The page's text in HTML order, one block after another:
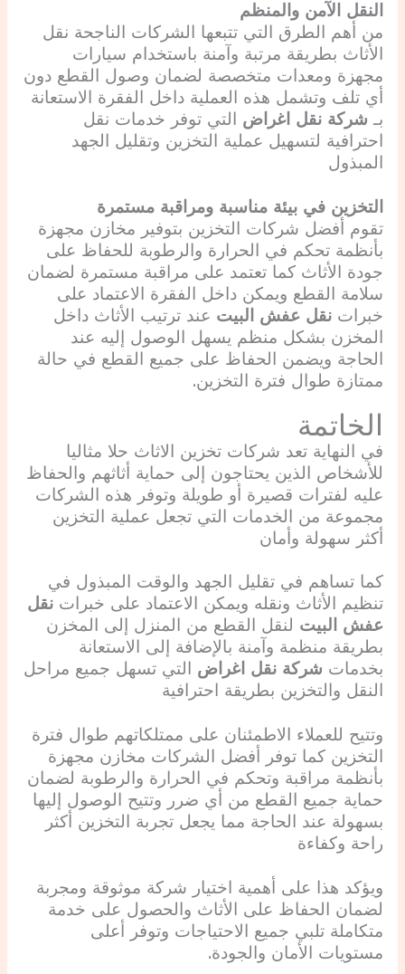
النقل الآمن والمنظم
من أهم الطرق التي تتبعها الشركات الناجحة نقل
الأثاث بطريقة مرتبة وآمنة باستخدام سيارات
مجهزة ومعدات متخصصة لضمان وصول القطع دون
أي تلف وتشمل هذه العملية داخل الفقرة الاستعانة
بـ شركة نقل اغراض التي توفر خدمات نقل
احترافية لتسهيل عملية التخزين وتقليل الجهد
المبذول
التخزين في بيئة مناسبة ومراقبة مستمرة
تقوم أفضل شركات التخزين بتوفير مخازن مجهزة
بأنظمة تحكم في الحرارة والرطوبة للحفاظ على
جودة الأثاث كما تعتمد على مراقبة مستمرة لضمان
سلامة القطع ويمكن داخل الفقرة الاعتماد على
خبرات نقل عفش البيت عند ترتيب الأثاث داخل
المخزن بشكل منظم يسهل الوصول إليه عند
الحاجة ويضمن الحفاظ على جميع القطع في حالة
ممتازة طوال فترة التخزين.
الخاتمة
في النهاية تعد شركات تخزين الاثاث حلا مثاليا
للأشخاص الذين يحتاجون إلى حماية أثاثهم والحفاظ
عليه لفترات قصيرة أو طويلة وتوفر هذه الشركات
مجموعة من الخدمات التي تجعل عملية التخزين
أكثر سهولة وأمان
كما تساهم في تقليل الجهد والوقت المبذول في
تنظيم الأثاث ونقله ويمكن الاعتماد على خبرات نقل
عفش البيت لنقل القطع من المنزل إلى المخزن
بطريقة منظمة وآمنة بالإضافة إلى الاستعانة
بخدمات شركة نقل اغراض التي تسهل جميع مراحل
النقل والتخزين بطريقة احترافية
وتتيح للعملاء الاطمئنان على ممتلكاتهم طوال فترة
التخزين كما توفر أفضل الشركات مخازن مجهزة
بأنظمة مراقبة وتحكم في الحرارة والرطوبة لضمان
حماية جميع القطع من أي ضرر وتتيح الوصول إليها
بسهولة عند الحاجة مما يجعل تجربة التخزين أكثر
راحة وكفاءة
ويؤكد هذا على أهمية اختيار شركة موثوقة ومجربة
لضمان الحفاظ على الأثاث والحصول على خدمة
متكاملة تلبي جميع الاحتياجات وتوفر أعلى
مستويات الأمان والجودة.